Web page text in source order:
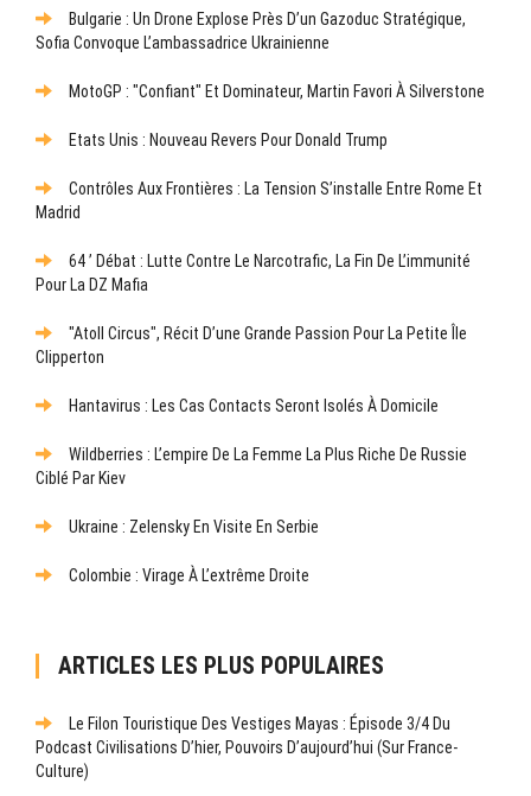
Bulgarie : Un Drone Explose Près D’un Gazoduc Stratégique,
Sofia Convoque L’ambassadrice Ukrainienne
MotoGP : "Confiant" Et Dominateur, Martin Favori À Silverstone
Etats Unis : Nouveau Revers Pour Donald Trump
Contrôles Aux Frontières : La Tension S’installe Entre Rome Et
Madrid
64 ’ Débat : Lutte Contre Le Narcotrafic, La Fin De L’immunité
Pour La DZ Mafia
"Atoll Circus", Récit D’une Grande Passion Pour La Petite Île
Clipperton
Hantavirus : Les Cas Contacts Seront Isolés À Domicile
Wildberries : L’empire De La Femme La Plus Riche De Russie
Ciblé Par Kiev
Ukraine : Zelensky En Visite En Serbie
Colombie : Virage À L’extrême Droite
ARTICLES LES PLUS POPULAIRES
Le Filon Touristique Des Vestiges Mayas : Épisode 3/4 Du
Podcast Civilisations D’hier, Pouvoirs D’aujourd’hui (sur France-
Culture)